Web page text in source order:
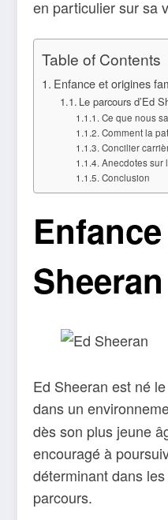
en particulier sur sa
Table of Contents
Enfance et origines
Le parcours d’Ed
Ce que nous
Comment la
Concilier
Anecdotes sur
Conclusion
Sheeran
Ed Sheeran est né
dans un
dès son plus jeune
encouragé à
déterminant dans
parcours.